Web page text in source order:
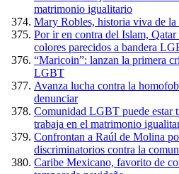
matrimonio igualitario
Mary Robles, historia viva de
Por ir en contra del Islam, Qatar
colores parecidos a bandera
“Maricoin”: lanzan la primera
LGBT
Avanza lucha contra la
denunciar
Comunidad LGBT puede estar
trabaja en el matrimonio
Confrontan a Raúl de Molina
discriminatorios contra la
Caribe Mexicano, favorito de